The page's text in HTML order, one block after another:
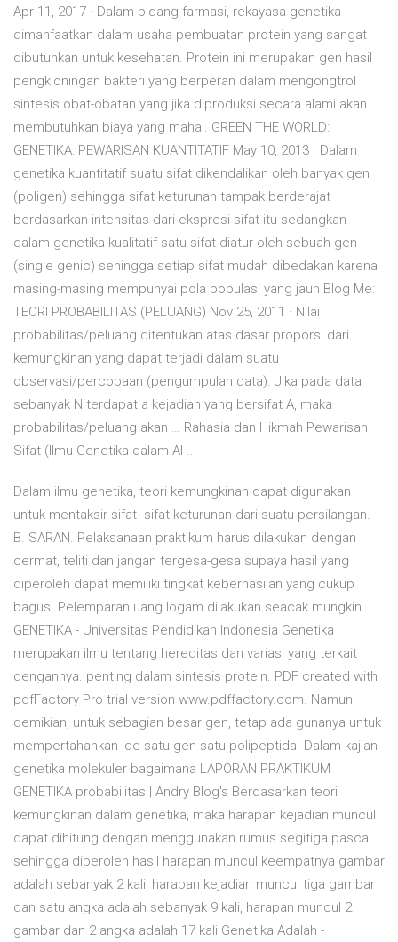
Apr 11, 2017 · Dalam bidang farmasi, rekayasa genetika
dimanfaatkan dalam usaha pembuatan protein yang sangat
dibutuhkan untuk kesehatan. Protein ini merupakan gen hasil
pengkloningan bakteri yang berperan dalam mengongtrol
sintesis obat-obatan yang jika diproduksi secara alami akan
membutuhkan biaya yang mahal. GREEN THE WORLD:
GENETIKA: PEWARISAN KUANTITATIF May 10, 2013 · Dalam
genetika kuantitatif suatu sifat dikendalikan oleh banyak gen
(poligen) sehingga sifat keturunan tampak berderajat
berdasarkan intensitas dari ekspresi sifat itu sedangkan
dalam genetika kualitatif satu sifat diatur oleh sebuah gen
(single genic) sehingga setiap sifat mudah dibedakan karena
masing-masing mempunyai pola populasi yang jauh Blog Me:
TEORI PROBABILITAS (PELUANG) Nov 25, 2011 · Nilai
probabilitas/peluang ditentukan atas dasar proporsi dari
kemungkinan yang dapat terjadi dalam suatu
observasi/percobaan (pengumpulan data). Jika pada data
sebanyak N terdapat a kejadian yang bersifat A, maka
probabilitas/peluang akan … Rahasia dan Hikmah Pewarisan
Sifat (Ilmu Genetika dalam Al ...
Dalam ilmu genetika, teori kemungkinan dapat digunakan
untuk mentaksir sifat- sifat keturunan dari suatu persilangan.
B. SARAN. Pelaksanaan praktikum harus dilakukan dengan
cermat, teliti dan jangan tergesa-gesa supaya hasil yang
diperoleh dapat memiliki tingkat keberhasilan yang cukup
bagus. Pelemparan uang logam dilakukan seacak mungkin.
GENETIKA - Universitas Pendidikan Indonesia Genetika
merupakan ilmu tentang hereditas dan variasi yang terkait
dengannya. penting dalam sintesis protein. PDF created with
pdfFactory Pro trial version www.pdffactory.com. Namun
demikian, untuk sebagian besar gen, tetap ada gunanya untuk
mempertahankan ide satu gen satu polipeptida. Dalam kajian
genetika molekuler bagaimana LAPORAN PRAKTIKUM
GENETIKA probabilitas | Andry Blog's Berdasarkan teori
kemungkinan dalam genetika, maka harapan kejadian muncul
dapat dihitung dengan menggunakan rumus segitiga pascal
sehingga diperoleh hasil harapan muncul keempatnya gambar
adalah sebanyak 2 kali, harapan kejadian muncul tiga gambar
dan satu angka adalah sebanyak 9 kali, harapan muncul 2
gambar dan 2 angka adalah 17 kali Genetika Adalah -